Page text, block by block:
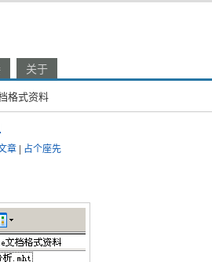
关于
格式资料
章 | 占个座先